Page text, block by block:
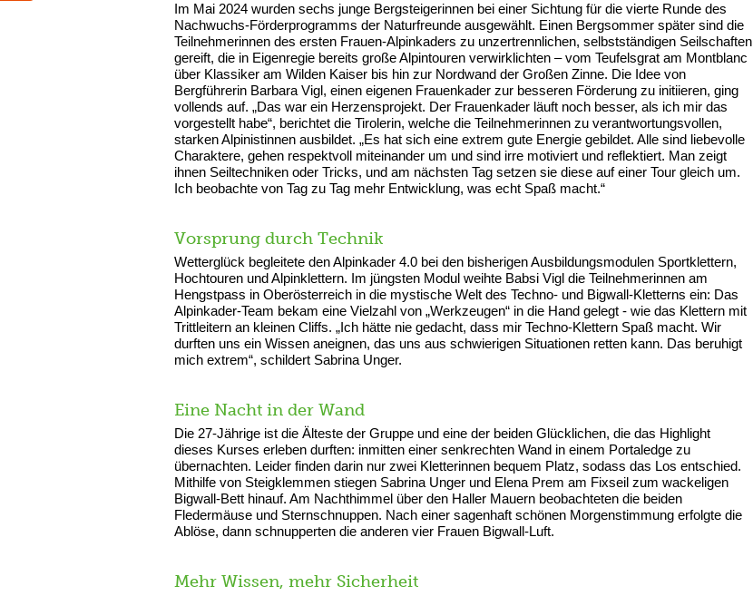
Im Mai 2024 wurden sechs junge Bergsteigerinnen bei einer Sichtung für die vierte Runde des
Nachwuchs-Förderprogramms der Naturfreunde ausgewählt. Einen Bergsommer später sind die
Teilnehmerinnen des ersten Frauen-Alpinkaders zu unzertrennlichen, selbstständigen Seilschaften
gereift, die in Eigenregie bereits große Alpintouren verwirklichten – vom Teufelsgrat am Montblanc
über Klassiker am Wilden Kaiser bis hin zur Nordwand der Großen Zinne. Die Idee von
Bergführerin Barbara Vigl, einen eigenen Frauenkader zur besseren Förderung zu initiieren, ging
vollends auf. „Das war ein Herzensprojekt. Der Frauenkader läuft noch besser, als ich mir das
vorgestellt habe“, berichtet die Tirolerin, welche die Teilnehmerinnen zu verantwortungsvollen,
starken Alpinistinnen ausbildet. „Es hat sich eine extrem gute Energie gebildet. Alle sind liebevolle
Charaktere, gehen respektvoll miteinander um und sind irre motiviert und reflektiert. Man zeigt
ihnen Seiltechniken oder Tricks, und am nächsten Tag setzen sie diese auf einer Tour gleich um.
Ich beobachte von Tag zu Tag mehr Entwicklung, was echt Spaß macht.“
Vorsprung durch Technik
Wetterglück begleitete den Alpinkader 4.0 bei den bisherigen Ausbildungsmodulen Sportklettern,
Hochtouren und Alpinklettern. Im jüngsten Modul weihte Babsi Vigl die Teilnehmerinnen am
Hengstpass in Oberösterreich in die mystische Welt des Techno- und Bigwall-Kletterns ein: Das
Alpinkader-Team bekam eine Vielzahl von „Werkzeugen“ in die Hand gelegt - wie das Klettern mit
Trittleitern an kleinen Cliffs. „Ich hätte nie gedacht, dass mir Techno-Klettern Spaß macht. Wir
durften uns ein Wissen aneignen, das uns aus schwierigen Situationen retten kann. Das beruhigt
mich extrem“, schildert Sabrina Unger.
Eine Nacht in der Wand
Die 27-Jährige ist die Älteste der Gruppe und eine der beiden Glücklichen, die das Highlight
dieses Kurses erleben durften: inmitten einer senkrechten Wand in einem Portaledge zu
übernachten. Leider finden darin nur zwei Kletterinnen bequem Platz, sodass das Los entschied.
Mithilfe von Steigklemmen stiegen Sabrina Unger und Elena Prem am Fixseil zum wackeligen
Bigwall-Bett hinauf. Am Nachthimmel über den Haller Mauern beobachteten die beiden
Fledermäuse und Sternschnuppen. Nach einer sagenhaft schönen Morgenstimmung erfolgte die
Ablöse, dann schnupperten die anderen vier Frauen Bigwall-Luft.
Mehr Wissen, mehr Sicherheit